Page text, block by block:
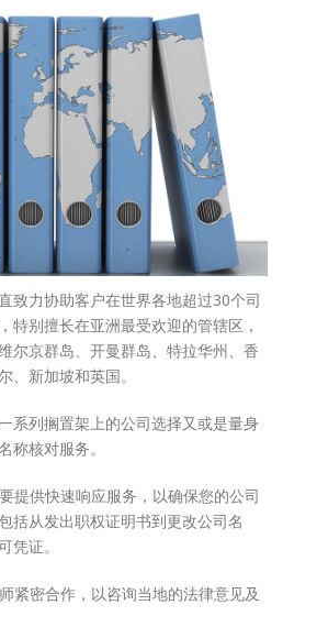
致力协助客户在世界各地超过30个司
特别擅长在亚洲最受欢迎的管辖区，
尔京群岛、开曼群岛、特拉华州、香
、新加坡和英国。
系列搁置架上的公司选择又或是量身
称核对服务。
提供快速响应服务，以确保您的公司
括从发出职权证明书到更改公司名
凭证。
紧密合作，以咨询当地的法律意见及